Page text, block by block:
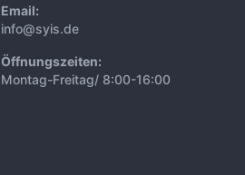
Email:
info@syis.de
Öffnungszeiten:
Montag-Freitag/ 8:00-16:00